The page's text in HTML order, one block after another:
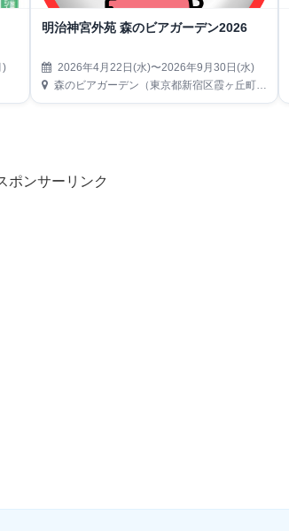
)
明治神宮外苑 森のビアガーデン2026
2026年4月22日(水)〜2026年9月30日(水)
森のビアガーデン（東京都新宿区霞ヶ丘町14-13 神宮外苑にこにこパーク内）
ポンサーリンク